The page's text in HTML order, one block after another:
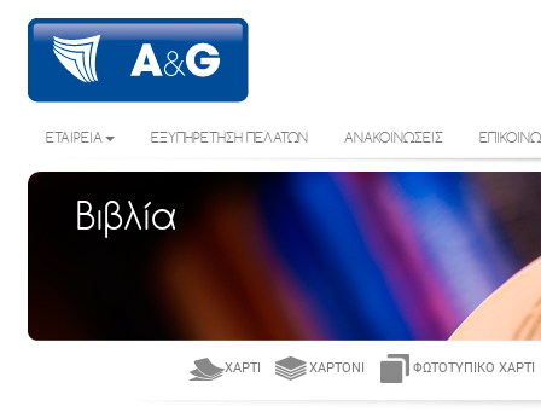
ΕΤΑΙΡΕΙΑ ΕΞΥΠΗΡΕΤΗΣΗ ΠΕΛΑΤΩΝ ΑΝΑΚΟΙΝΩΣΕΙΣ
Βιβλία
ΧΑΡΤΊ ΧΑΡΤΌΝΙ ΦΩΤΟΤΥΠΙΚΌ ΧΑΡΤΊ